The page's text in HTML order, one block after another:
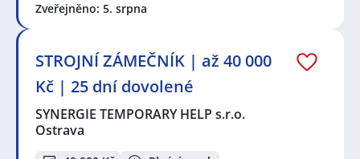
Zveřejněno: 5. srpna
STROJNÍ ZÁMEČNÍK | až 40 000
Kč | 25 dní dovolené
SYNERGIE TEMPORARY HELP s.r.o.
Ostrava